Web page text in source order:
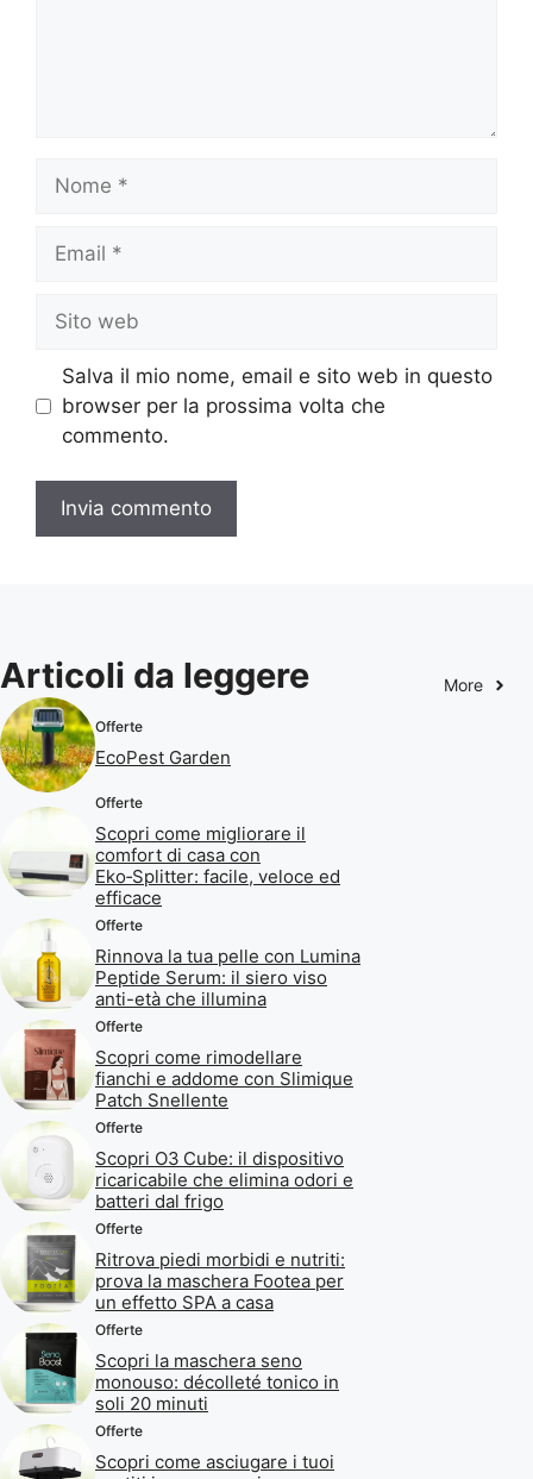
web
Salva il mio nome, email e sito web in questo
browser per la prossima volta che
commento.
Articoli da leggere More
Offerte
EcoPest Garden
Offerte
Scopri come migliorare il
comfort di casa con
Eko‑Splitter: facile, veloce ed
efficace
Offerte
Rinnova la tua pelle con Lumina
Peptide Serum: il siero viso
anti-età che illumina
Offerte
Scopri come rimodellare
fianchi e addome con Slimique
Patch Snellente
Offerte
Scopri O3 Cube: il dispositivo
ricaricabile che elimina odori e
batteri dal frigo
Offerte
Ritrova piedi morbidi e nutriti:
prova la maschera Footea per
un effetto SPA a casa
Offerte
Scopri la maschera seno
monouso: décolleté tonico in
soli 20 minuti
Offerte
Scopri come asciugare i tuoi